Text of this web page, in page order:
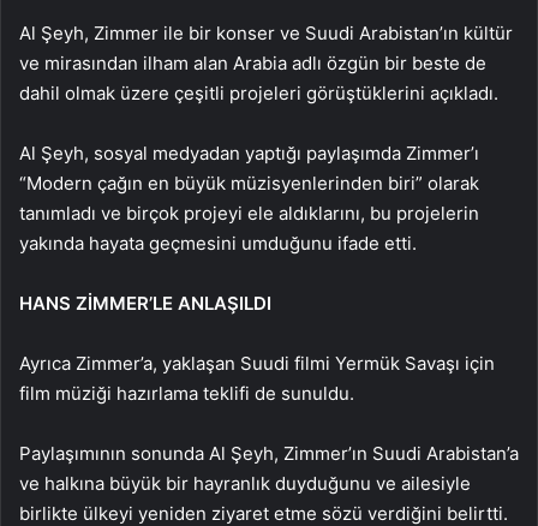
Al Şeyh, Zimmer ile bir konser ve Suudi Arabistan’ın kültür
ve mirasından ilham alan Arabia adlı özgün bir beste de
dahil olmak üzere çeşitli projeleri görüştüklerini açıkladı.
Al Şeyh, sosyal medyadan yaptığı paylaşımda Zimmer’ı
“Modern çağın en büyük müzisyenlerinden biri” olarak
tanımladı ve birçok projeyi ele aldıklarını, bu projelerin
yakında hayata geçmesini umduğunu ifade etti.
HANS ZİMMER’LE ANLAŞILDI
Ayrıca Zimmer’a, yaklaşan Suudi filmi Yermük Savaşı için
film müziği hazırlama teklifi de sunuldu.
Paylaşımının sonunda Al Şeyh, Zimmer’ın Suudi Arabistan’a
ve halkına büyük bir hayranlık duyduğunu ve ailesiyle
birlikte ülkeyi yeniden ziyaret etme sözü verdiğini belirtti.